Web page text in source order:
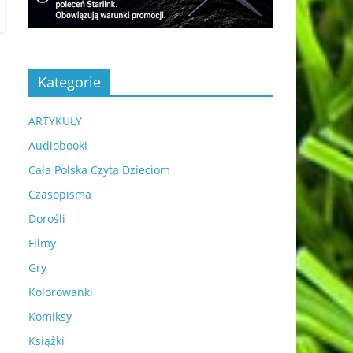
Kategorie
ARTYKUŁY
Audiobooki
Cała Polska Czyta Dzieciom
Czasopisma
Dorośli
Filmy
Gry
Kolorowanki
Komiksy
Książki